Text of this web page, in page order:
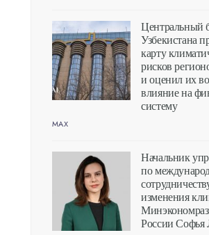
Центральный
Узбекистана
карту
рисков
и оценил их
влияние на
систему
MAX
Начальник
по
изменения
России Софья